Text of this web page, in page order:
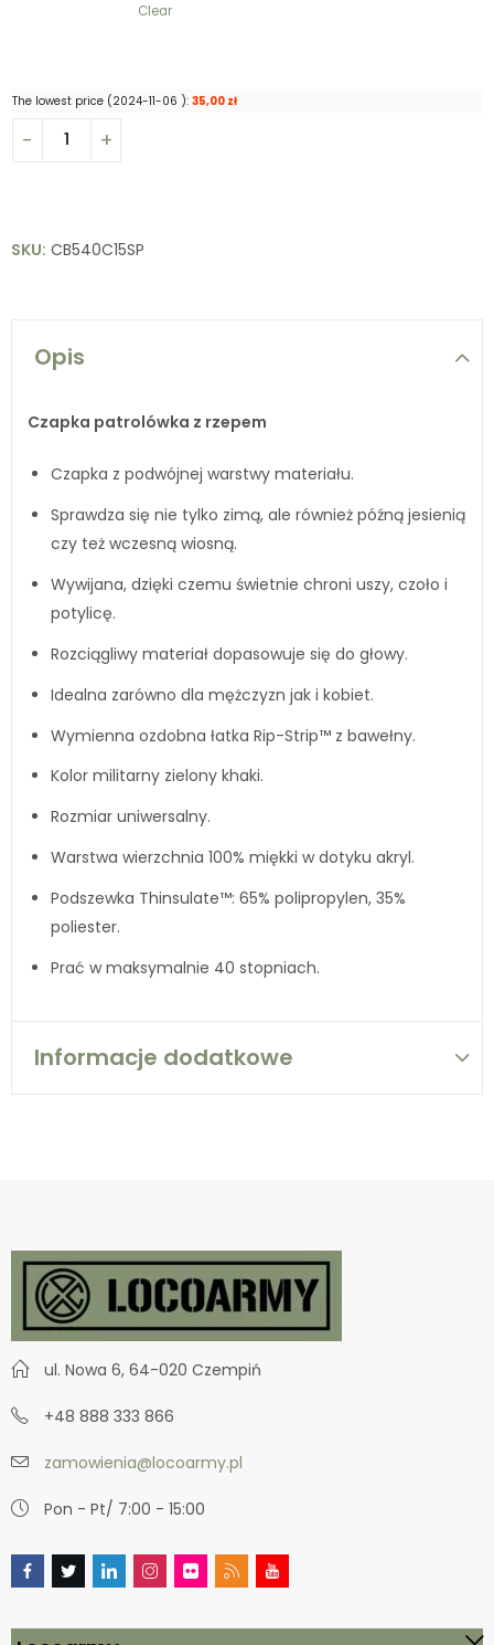
Clear
The lowest price (2024-11-06 ): 35,00 zł
SKU: CB540C15SP
Opis
Czapka patrolówka z rzepem
Czapka z podwójnej warstwy materiału.
Sprawdza się nie tylko zimą, ale również późną jesienią
czy też wczesną wiosną.
Wywijana, dzięki czemu świetnie chroni uszy, czoło i
potylicę.
Rozciągliwy materiał dopasowuje się do głowy.
Idealna zarówno dla mężczyzn jak i kobiet.
Wymienna ozdobna łatka Rip-Strip™ z bawełny.
Kolor militarny zielony khaki.
Rozmiar uniwersalny.
Warstwa wierzchnia 100% miękki w dotyku akryl.
Podszewka Thinsulate™: 65% polipropylen, 35%
poliester.
Prać w maksymalnie 40 stopniach.
Informacje dodatkowe
ul. Nowa 6, 64-020 Czempiń
+48 888 333 866
zamowienia@locoarmy.pl
Pon - Pt/ 7:00 - 15:00